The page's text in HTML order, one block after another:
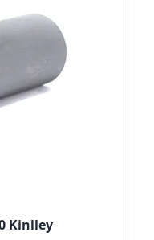
Kinlley